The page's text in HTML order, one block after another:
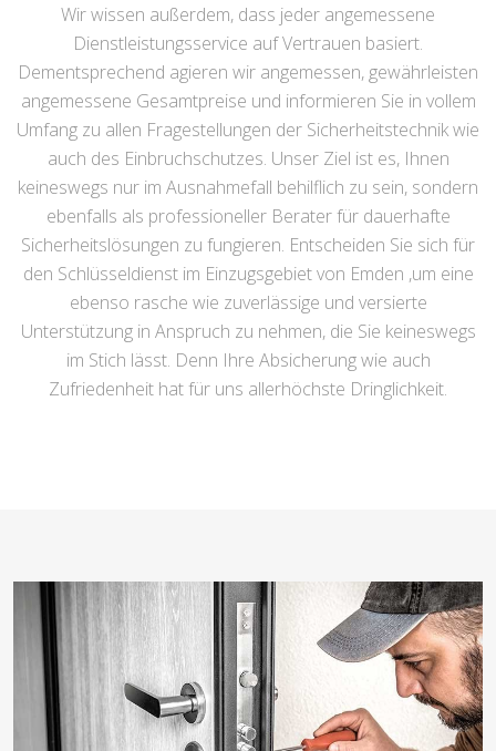
Wir wissen außerdem, dass jeder angemessene
Dienstleistungsservice auf Vertrauen basiert.
Dementsprechend agieren wir angemessen, gewährleisten
angemessene Gesamtpreise und informieren Sie in vollem
Umfang zu allen Fragestellungen der Sicherheitstechnik wie
auch des Einbruchschutzes. Unser Ziel ist es, Ihnen
keineswegs nur im Ausnahmefall behilflich zu sein, sondern
ebenfalls als professioneller Berater für dauerhafte
Sicherheitslösungen zu fungieren. Entscheiden Sie sich für
den Schlüsseldienst im Einzugsgebiet von Emden ,um eine
ebenso rasche wie zuverlässige und versierte
Unterstützung in Anspruch zu nehmen, die Sie keineswegs
im Stich lässt. Denn Ihre Absicherung wie auch
Zufriedenheit hat für uns allerhöchste Dringlichkeit.